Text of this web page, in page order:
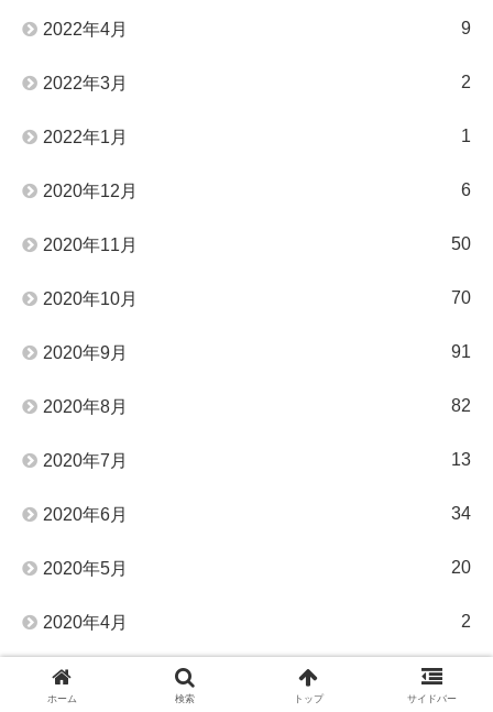
2022年4月 9
2022年3月 2
2022年1月 1
2020年12月 6
2020年11月 50
2020年10月 70
2020年9月 91
2020年8月 82
2020年7月 13
2020年6月 34
2020年5月 20
2020年4月 2
2020年3月
ホーム 検索 トップ サイドバー